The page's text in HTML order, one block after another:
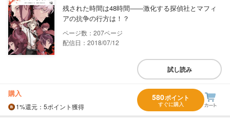
残された時間は48時間――激化する探偵社とマフィ
アの抗争の行方は！？
207
配信日：2018/07/12
試し読み
購入
1%還元 ：5ポイント獲得
580ポイント
すぐに購入